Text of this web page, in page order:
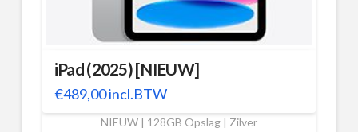
iPad (2025) [NIEUW]
€489,00incl.BTW
NIEUW | 128GB Opslag | Zilver